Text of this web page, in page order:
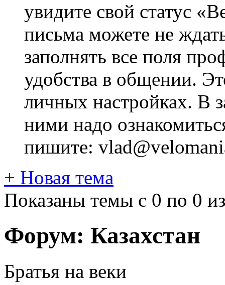
увидите свой статус
письма можете не
заполнять все поля
удобства в общении.
личных настройках. В
ними надо
пишите:
+ Новая тема
Показаны темы с 0 по 0
Форум: Казахстан
Братья на веки